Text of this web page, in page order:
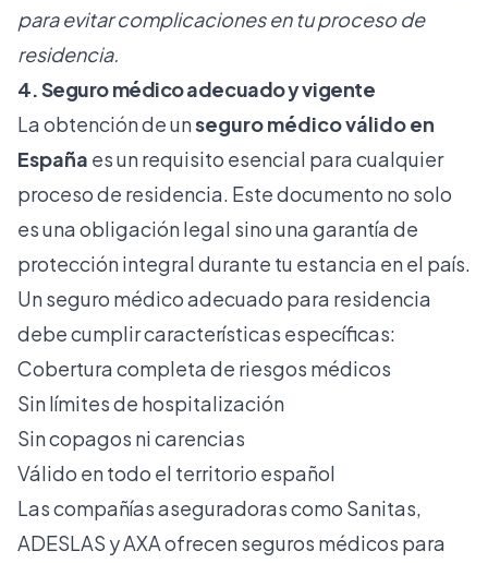
para evitar complicaciones en tu proceso de
residencia.
4. Seguro médico adecuado y vigente
La obtención de unseguro médico válido en
España es un requisito esencial para cualquier
proceso de residencia. Este documento no solo
es una obligación legal sino una garantía de
protección integral durante tu estancia en el país.
Un seguro médico adecuado para residencia
debe cumplir características específicas:
Cobertura completa de riesgos médicos
Sin límites de hospitalización
Sin copagos ni carencias
Válido en todo el territorio español
Las compañías aseguradoras como Sanitas,
ADESLAS y AXA ofrecen seguros médicos para